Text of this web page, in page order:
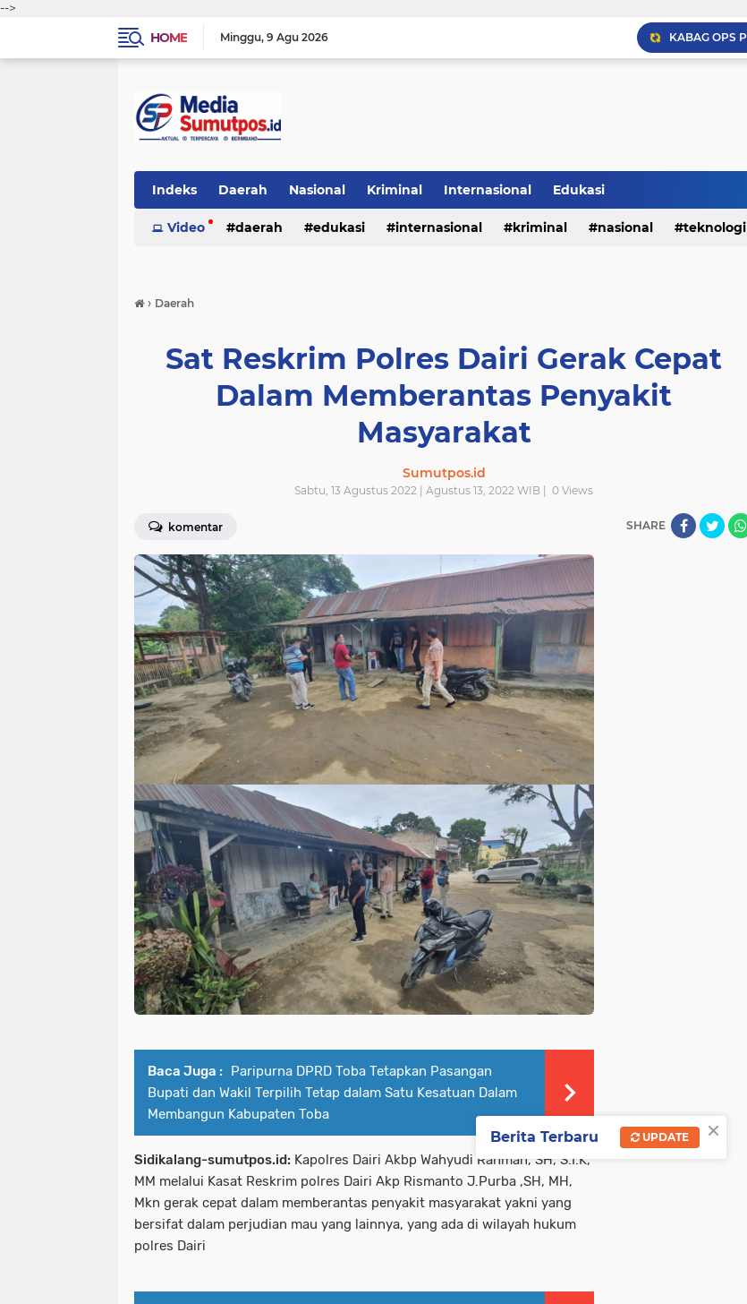
-->
HOME
Minggu 9 Agu 2026
Indeks Daerah Nasional Kriminal Internasional Edukasi
Video daerah edukasi internasional kriminal nasional teknologi
› Daerah
Sat Reskrim Polres Dairi Gerak Cepat
Dalam Memberantas Penyakit
Masyarakat
Sumutpos.id
Sabtu, 13 Agustus 2022 | Agustus 13, 2022 WIB | 0 Views
komentar SHARE
Baca Juga : Paripurna DPRD Toba Tetapkan Pasangan
Bupati dan Wakil Terpilih Tetap dalam Satu Kesatuan Dalam
Membangun Kabupaten Toba
Sidikalang-sumutpos.id: Kapolres Dairi Akbp Wahyudi Rahman, SH, S.I.K,
MM melalui Kasat Reskrim polres Dairi Akp Rismanto J.Purba ,SH, MH,
Mkn gerak cepat dalam memberantas penyakit masyarakat yakni yang
bersifat dalam perjudian mau yang lainnya, yang ada di wilayah hukum
polres Dairi
×
Berita Terbaru UPDATE